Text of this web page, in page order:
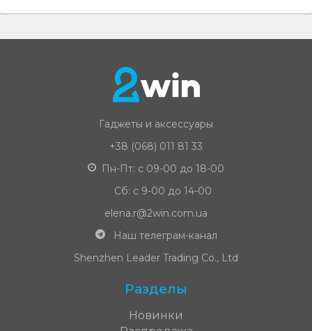
Гаджеты и аксессуары
+38 (068) 011 81 33
Пн-Пт: с 09-00 до 18-00
Сб: с 9-00 до 14-00
elena.r@2win.com.ua
Наш телеграм-канал
Shenzhen Leader Trading Co., Ltd
Разделы
Новинки